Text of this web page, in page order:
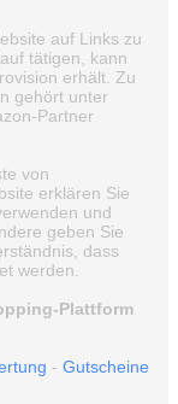
auf Links zu
tätigen, kann
erhält. Zu
gehört unter
Partner
von
erklären Sie
und
geben Sie
dass
werden.
Plattform
- Gutscheine